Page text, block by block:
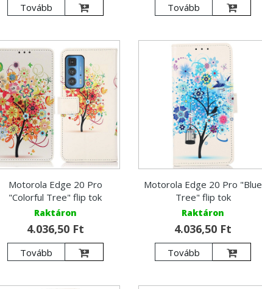
Tovább Tovább
Motorola Edge 20 Pro
"Colorful Tree" flip tok
Raktáron
4.036,50 Ft
Tovább
Motorola Edge 20 Pro "Blue
Tree" flip tok
Raktáron
4.036,50 Ft
Tovább